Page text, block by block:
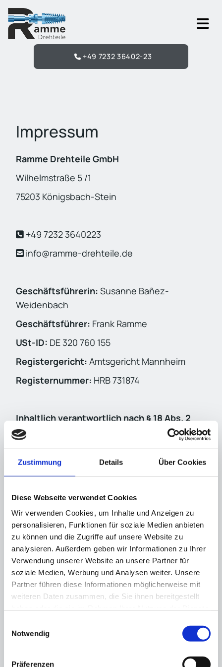
Zustimmung Details Über Cookies
Diese Webseite verwendet Cookies
Wir verwenden Cookies, um Inhalte und Anzeigen zu
personalisieren, Funktionen für soziale Medien anbieten
zu können und die Zugriffe auf unsere Website zu
analysieren. Außerdem geben wir Informationen zu Ihrer
Verwendung unserer Website an unsere Partner für
soziale Medien, Werbung und Analysen weiter. Unsere
Partner führen diese Informationen möglicherweise mit
weiteren Daten zusammen, die Sie ihnen bereitgestellt
Notwendig
Präferenzen
+49 7232 36402-23
Impressum
Ramme Drehteile GmbH
Wilhelmstraße 5 /1
75203 Königsbach-Stein
 +49 7232 3640223
 info@ramme-drehteile.de
Geschäftsführerin: Susanne Bañez-
Weidenbach
Geschäftsführer: Frank Ramme
USt-ID: DE 320 760 155
Registergericht: Amtsgericht Mannheim
Registernummer: HRB 731874
Inhaltlich verantwortlich nach § 18 Abs. 2
MStV:
Die EU hat ein
OnlineVerfahren zur Beilegung von
Verbrauchern geschaffen. Informationen
dazu finden Sie unter
https://ec.europa.eu/consumers/odr/
Ramme Drehteile GmbH beteiligt sich nicht an
einem Streitbeilegungsverfahren vor einer
Verbraucherschlichtungsstelle.
Bildnachweis
276048322 | gonin | stock.adobe.com